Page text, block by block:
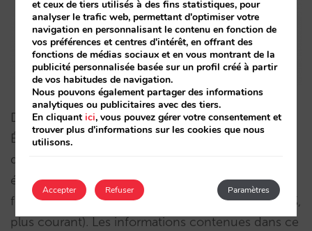
Dans cet exemple,ce qui interpelle ce sont les
États-Unis de par la grande différence moyenne
de prix (11 %) et l’Allemagne par son %Lose le plus
élevé (90 %, très mauvais résultat), presque deux
fois plus élevé que celui de son voisin suisse (50 %,
plus courant). Les informations contenues dans ce
et ceux de tiers utilisés à des fins statistiques, pour
analyser le trafic web, permettant d'optimiser votre
navigation en personnalisant le contenu en fonction de
vos préférences et centres d'intérêt, en offrant des
fonctions de médias sociaux et en vous montrant de la
publicité personnalisée basée sur un profil créé à partir
de vos habitudes de navigation.
Nous pouvons également partager des informations
analytiques ou publicitaires avec des tiers.
En cliquantici, vous pouvez gérer votre consentement et
trouver plus d'informations sur les cookies que nous
utilisons.
Accepter Paramètres
Refuser